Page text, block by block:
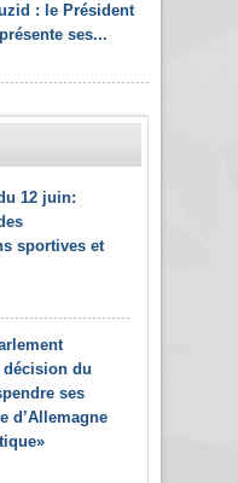
: le Président
ses...
12 juin:
sportives et
du
ses
d’Allemagne